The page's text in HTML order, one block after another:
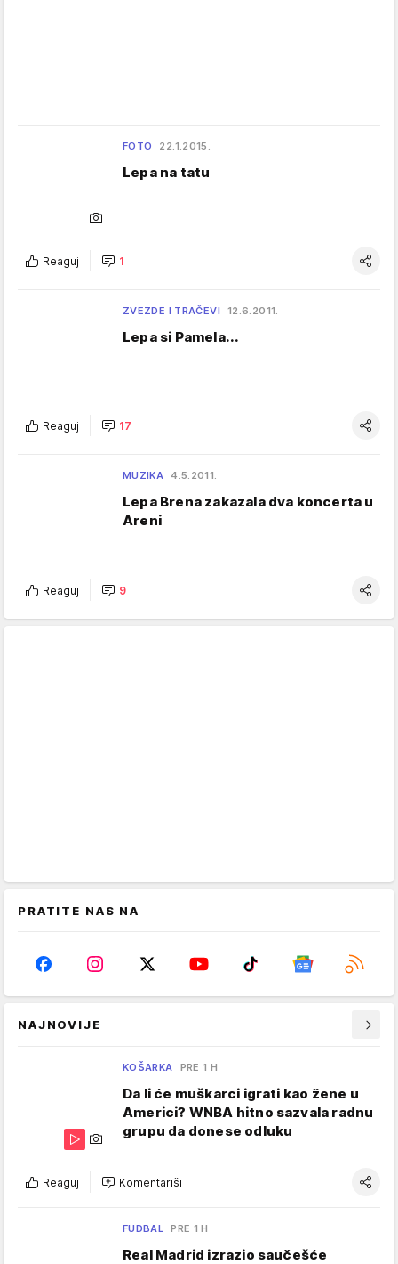
FOTO 22.1.2015.
Lepa na tatu
Reaguj 1
ZVEZDE I TRAČEVI 12.6.2011.
Lepa si Pamela...
Reaguj 17
MUZIKA 4.5.2011.
Lepa Brena zakazala dva koncerta u
Areni
Reaguj 9
PRATITE NAS NA
NAJNOVIJE
KOŠARKA PRE 1 H
Da li će muškarci igrati kao žene u
Americi? WNBA hitno sazvala radnu
grupu da donese odluku
Reaguj Komentariši
FUDBAL PRE 1 H
Real Madrid izrazio saučešće